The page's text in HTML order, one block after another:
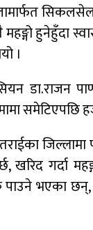
हुनेहुँदा
।
डा.राजन
समेटिएपछि
गर्दा
भएका